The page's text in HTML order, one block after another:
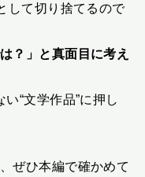
して切り捨てるので
？」と真面目に考え
“文学作品”に押し
ぜひ本編で確かめて